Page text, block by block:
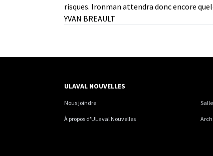
risques. Ironman attendra donc encore
YVAN BREAULT
ULAVAL NOUVELLES
Nous joindre
À propos d'ULaval Nouvelles